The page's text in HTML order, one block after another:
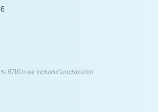
BTW maar inclusief lunchkosten.